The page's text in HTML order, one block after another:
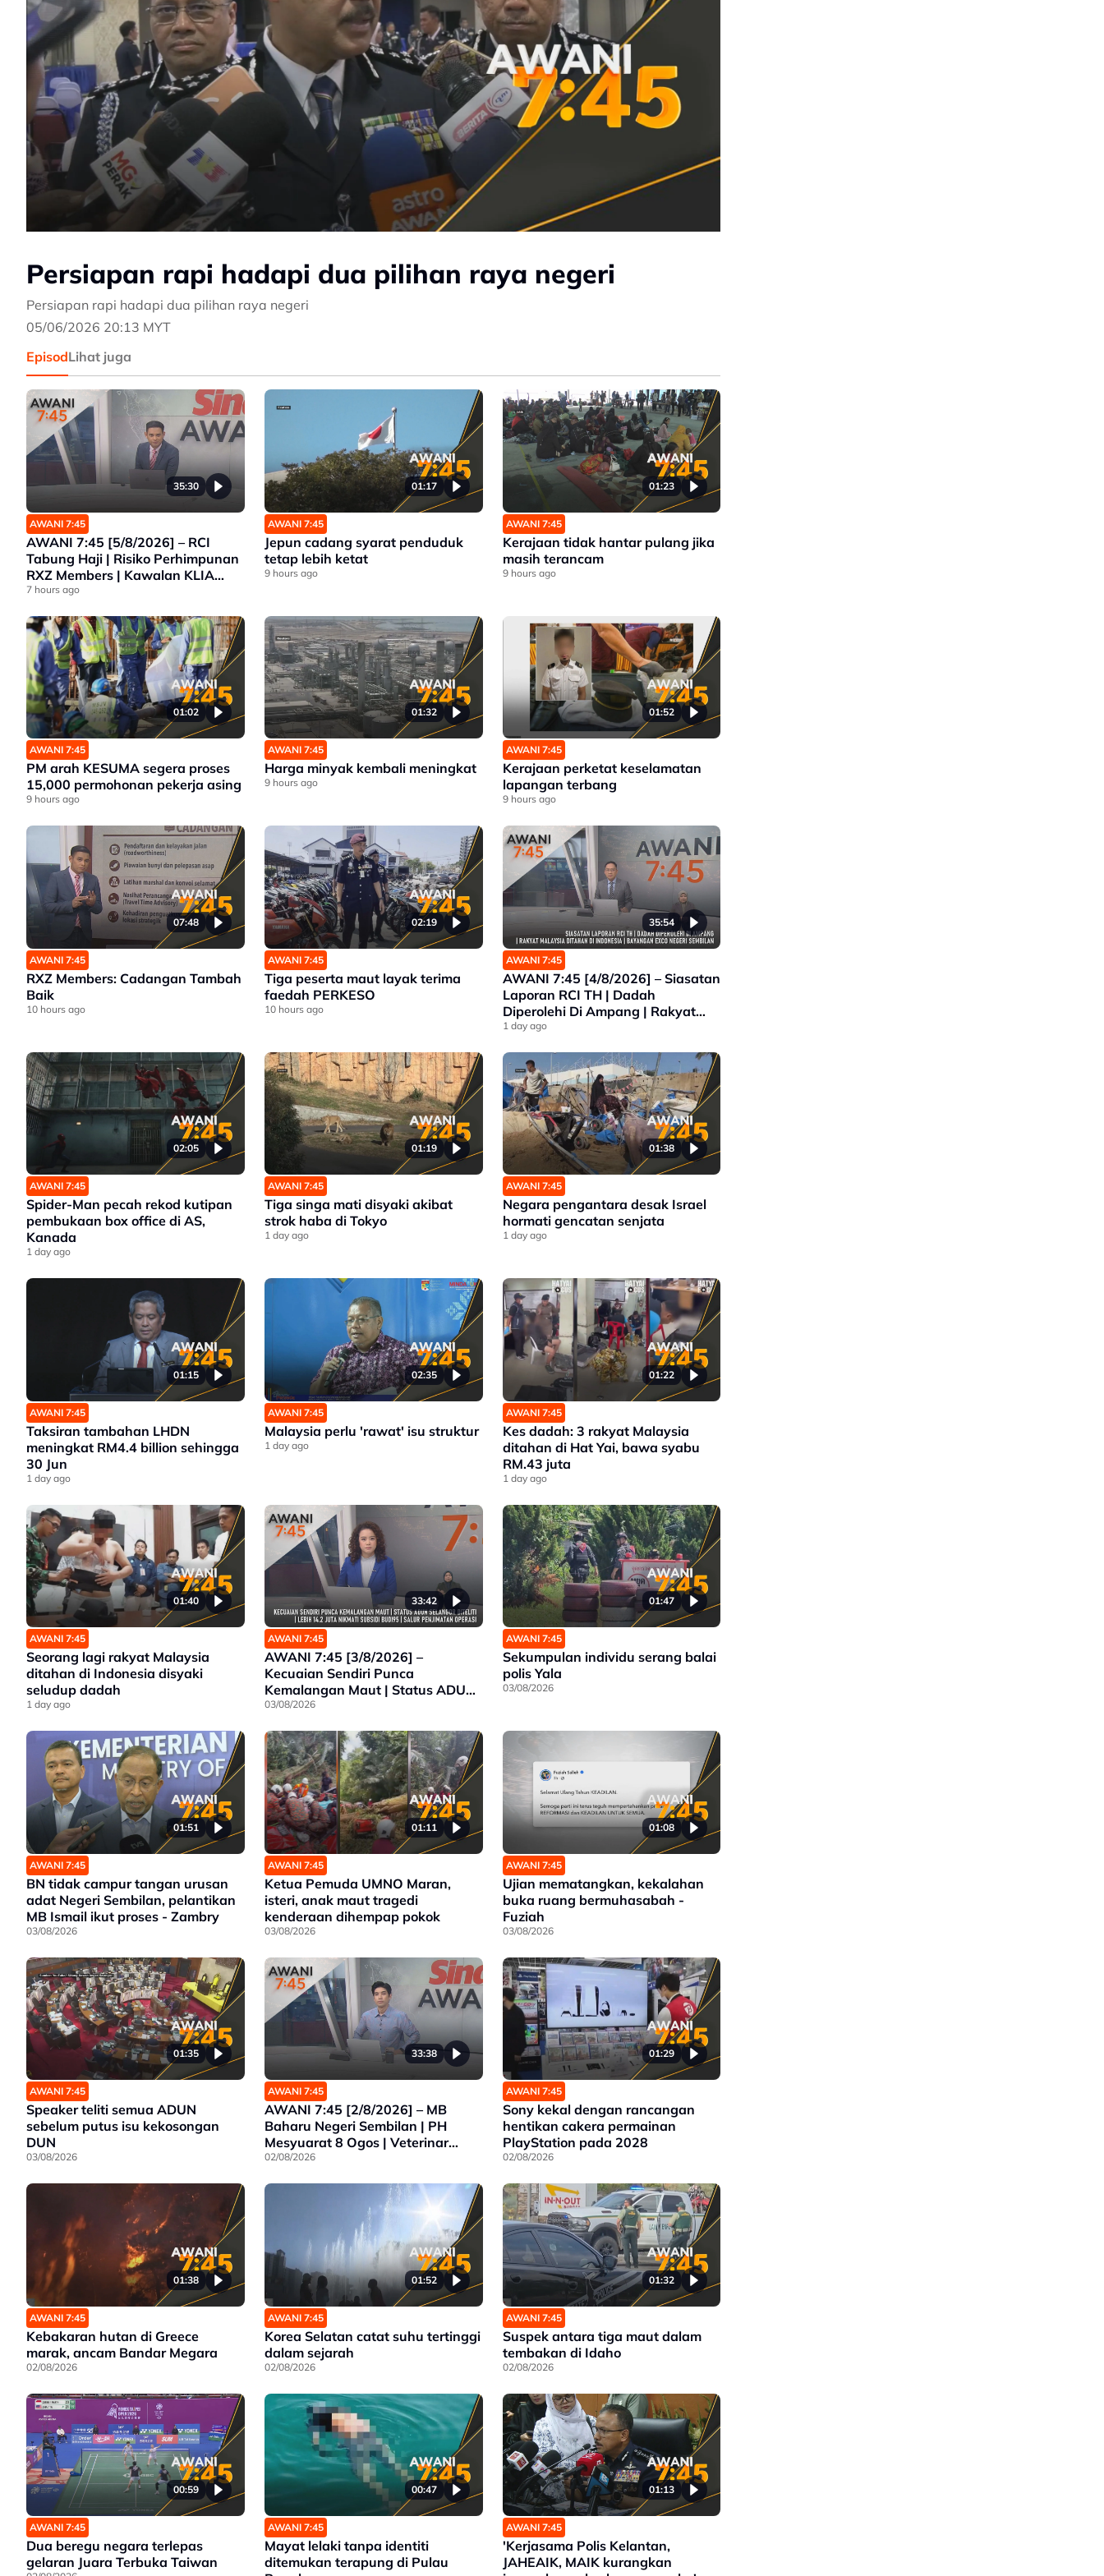
Persiapan rapi hadapi dua pilihan raya negeri
Persiapan rapi hadapi dua pilihan raya negeri
05/06/2026 20:13 MYT
EpisodLihat juga
35:30
AWANI 7:45
AWANI 7:45 [5/8/2026] – RCI
Tabung Haji | Risiko Perhimpunan
RXZ Members | Kawalan KLIA
Lebih Ketat | Pelarian Myanmar
7 hours ago
01:17
AWANI 7:45
Jepun cadang syarat penduduk
tetap lebih ketat
9 hours ago
01:23
AWANI 7:45
Kerajaan tidak hantar pulang jika
masih terancam
9 hours ago
01:02
AWANI 7:45
PM arah KESUMA segera proses
15,000 permohonan pekerja asing
9 hours ago
01:32
AWANI 7:45
Harga minyak kembali meningkat
9 hours ago
01:52
AWANI 7:45
Kerajaan perketat keselamatan
lapangan terbang
9 hours ago
07:48
AWANI 7:45
RXZ Members: Cadangan Tambah
Baik
10 hours ago
02:19
AWANI 7:45
Tiga peserta maut layak terima
faedah PERKESO
10 hours ago
35:54
AWANI 7:45
AWANI 7:45 [4/8/2026] – Siasatan
Laporan RCI TH | Dadah
Diperolehi Di Ampang | Rakyat
Malaysia Ditahan Di Indonesia |
1 day ago
02:05
AWANI 7:45
Spider-Man pecah rekod kutipan
pembukaan box office di AS,
Kanada
1 day ago
01:19
AWANI 7:45
Tiga singa mati disyaki akibat
strok haba di Tokyo
1 day ago
01:38
AWANI 7:45
Negara pengantara desak Israel
hormati gencatan senjata
1 day ago
01:15
AWANI 7:45
Taksiran tambahan LHDN
meningkat RM4.4 billion sehingga
30 Jun
1 day ago
02:35
AWANI 7:45
Malaysia perlu 'rawat' isu struktur
1 day ago
01:22
AWANI 7:45
Kes dadah: 3 rakyat Malaysia
ditahan di Hat Yai, bawa syabu
RM.43 juta
1 day ago
01:40
AWANI 7:45
Seorang lagi rakyat Malaysia
ditahan di Indonesia disyaki
seludup dadah
1 day ago
33:42
AWANI 7:45
AWANI 7:45 [3/8/2026] –
Kecuaian Sendiri Punca
Kemalangan Maut | Status ADUN
Selangor Diteliti | Lebih 14.2 Juta
Penjimatan Operasi
03/08/2026
01:47
AWANI 7:45
Sekumpulan individu serang balai
polis Yala
03/08/2026
01:51
AWANI 7:45
BN tidak campur tangan urusan
adat Negeri Sembilan, pelantikan
MB Ismail ikut proses - Zambry
03/08/2026
01:11
AWANI 7:45
Ketua Pemuda UMNO Maran,
isteri, anak maut tragedi
kenderaan dihempap pokok
03/08/2026
01:08
AWANI 7:45
Ujian mematangkan, kekalahan
buka ruang bermuhasabah -
Fuziah
03/08/2026
01:35
AWANI 7:45
Speaker teliti semua ADUN
sebelum putus isu kekosongan
DUN
03/08/2026
33:38
AWANI 7:45
AWANI 7:45 [2/8/2026] – MB
Baharu Negeri Sembilan | PH
Mesyuarat 8 Ogos | Veterinar
Siasat Tanpa Prejudis | JPJ Tidak
02/08/2026
01:29
AWANI 7:45
Sony kekal dengan rancangan
hentikan cakera permainan
PlayStation pada 2028
02/08/2026
01:38
AWANI 7:45
Kebakaran hutan di Greece
marak, ancam Bandar Megara
02/08/2026
01:52
AWANI 7:45
Korea Selatan catat suhu tertinggi
dalam sejarah
02/08/2026
01:32
AWANI 7:45
Suspek antara tiga maut dalam
tembakan di Idaho
02/08/2026
00:59
AWANI 7:45
Dua beregu negara terlepas
gelaran Juara Terbuka Taiwan
00:47
AWANI 7:45
Mayat lelaki tanpa identiti
ditemukan terapung di Pulau
01:13
AWANI 7:45
'Kerjasama Polis Kelantan,
JAHEAIK, MAIK kurangkan